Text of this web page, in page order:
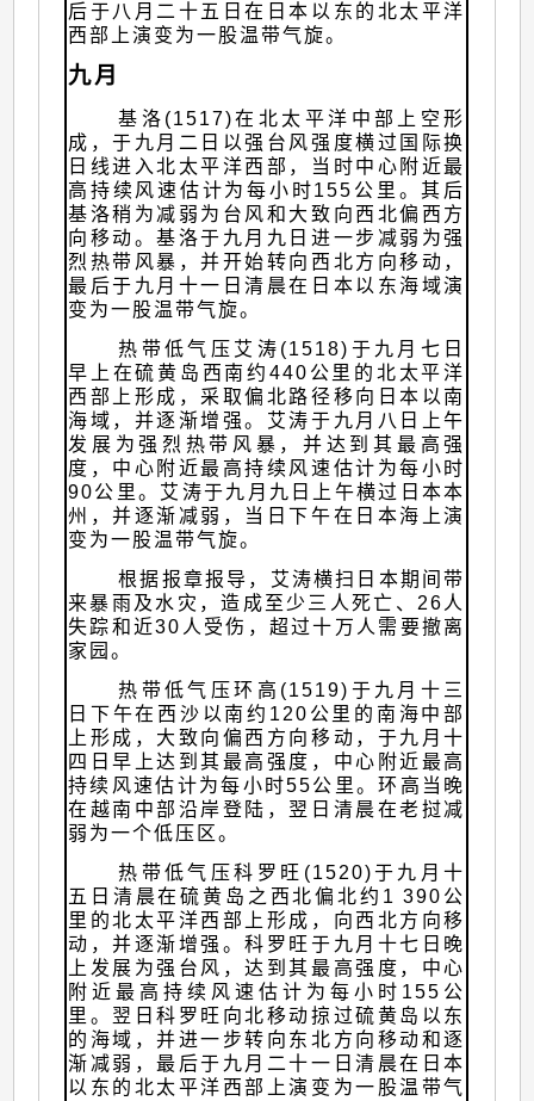
后于八月二十五日在日本以东的北太平洋
西部上演变为一股温带气旋。
九月
基洛(1517)在北太平洋中部上空形
成，于九月二日以强台风强度横过国际换
日线进入北太平洋西部，当时中心附近最
高持续风速估计为每小时155公里。其后
基洛稍为减弱为台风和大致向西北偏西方
向移动。基洛于九月九日进一步减弱为强
烈热带风暴，并开始转向西北方向移动，
最后于九月十一日清晨在日本以东海域演
变为一股温带气旋。
热带低气压艾涛(1518)于九月七日
早上在硫黄岛西南约440公里的北太平洋
西部上形成，采取偏北路径移向日本以南
海域，并逐渐增强。艾涛于九月八日上午
发展为强烈热带风暴，并达到其最高强
度，中心附近最高持续风速估计为每小时
90公里。艾涛于九月九日上午横过日本本
州，并逐渐减弱，当日下午在日本海上演
变为一股温带气旋。
根据报章报导，艾涛横扫日本期间带
来暴雨及水灾，造成至少三人死亡、26人
失踪和近30人受伤，超过十万人需要撤离
家园。
热带低气压环高(1519)于九月十三
日下午在西沙以南约120公里的南海中部
上形成，大致向偏西方向移动，于九月十
四日早上达到其最高强度，中心附近最高
持续风速估计为每小时55公里。环高当晚
在越南中部沿岸登陆，翌日清晨在老挝减
弱为一个低压区。
热带低气压科罗旺(1520)于九月十
五日清晨在硫黄岛之西北偏北约1 390公
里的北太平洋西部上形成，向西北方向移
动，并逐渐增强。科罗旺于九月十七日晚
上发展为强台风，达到其最高强度，中心
附近最高持续风速估计为每小时155公
里。翌日科罗旺向北移动掠过硫黄岛以东
的海域，并进一步转向东北方向移动和逐
渐减弱，最后于九月二十一日清晨在日本
以东的北太平洋西部上演变为一股温带气